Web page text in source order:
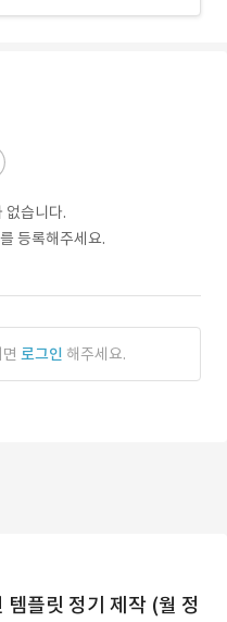
없습니다.
등록해주세요.
로그인 해주세요.
플릿 정기 제작 (월 정